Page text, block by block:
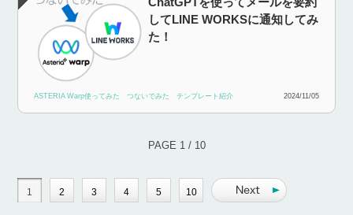
してLINE WORKSに通知してみ
た！
ASTERIA Warp使ってみた つないでみた テンプレート紹介 2024/11/05
PAGE 1 / 10
1 2 3 4 5 10